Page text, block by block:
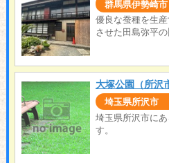
群馬県伊勢崎市
優良な蚕種を生
させた田島弥平
大塚公園（所沢
埼玉県所沢市
埼玉県所沢市に
す。